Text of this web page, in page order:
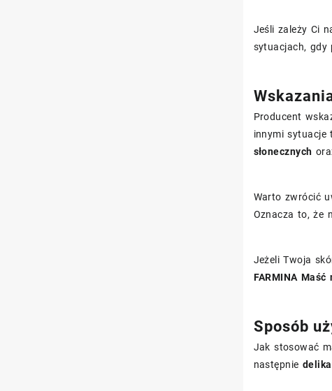
Jeśli zależy Ci
sytuacjach, gdy
Producent
innymi sytuacje
słonecznych
Warto zwrócić
Oznacza to, że
Jeżeli Twoja
FARMINA
Sposób
Jak stosować
następnie